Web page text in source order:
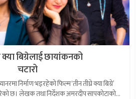
क्या बिग्रेलाई छायांकनको
चटारो
निर्माण भइरहेको फिल्म ‘तीन तीघ्रे क्या बिग्रे’
छ। लेखक तथा निर्देशक अमरदीप सापकोटाको...